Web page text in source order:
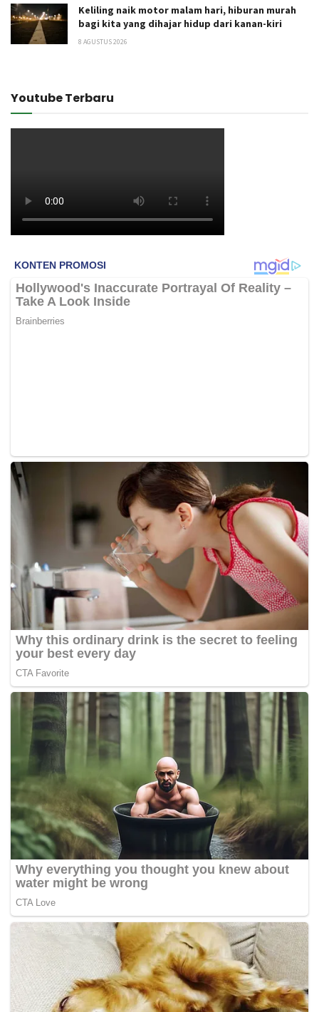
Keliling naik motor malam hari, hiburan murah
bagi kita yang dihajar hidup dari kanan-kiri
8 AGUSTUS 2026
Youtube Terbaru